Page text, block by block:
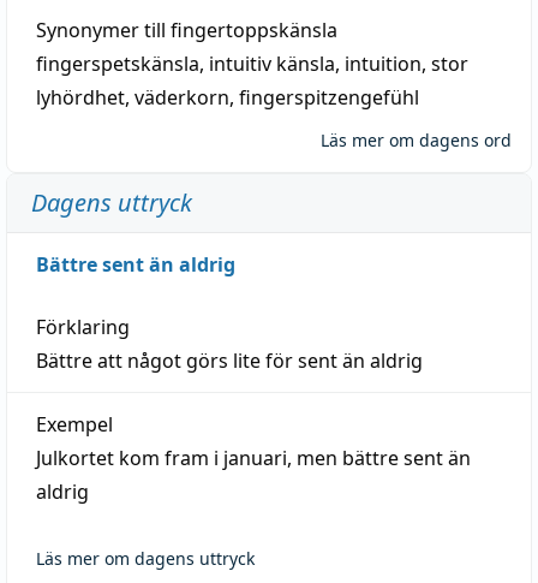
Synonymer till fingertoppskänsla
fingerspetskänsla, intuitiv känsla, intuition, stor
lyhördhet, väderkorn, fingerspitzengefühl
Läs mer om dagens ord
Dagens uttryck
Bättre sent än aldrig
Förklaring
Bättre att något görs lite för sent än aldrig
Exempel
Julkortet kom fram i januari, men bättre sent än
aldrig
Läs mer om dagens uttryck